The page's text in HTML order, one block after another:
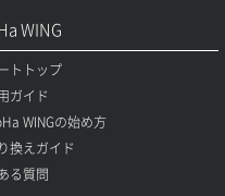
WING
トトップ
ガイド
WINGの始め方
換えガイド
る質問